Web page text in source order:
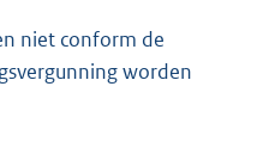
niet conform de
worden